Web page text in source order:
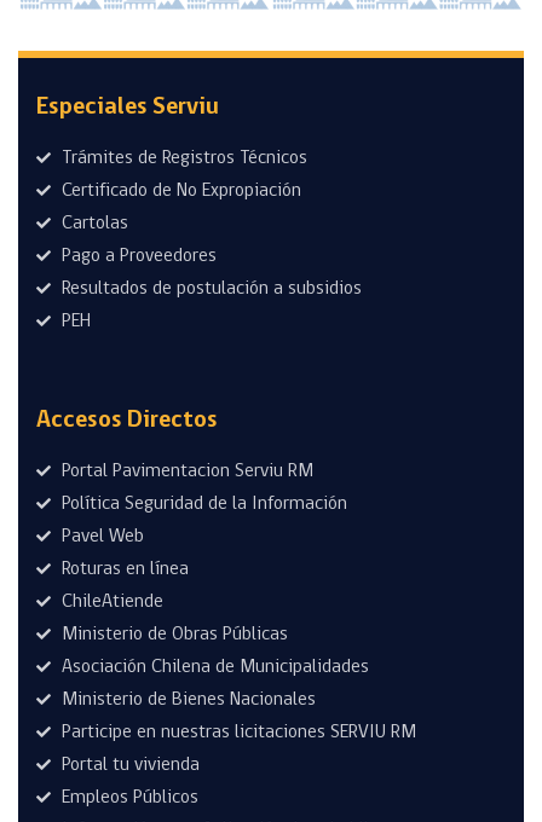
Especiales Serviu
Trámites de Registros Técnicos
Certificado de No Expropiación
Cartolas
Pago a Proveedores
Resultados de postulación a subsidios
PEH
Accesos Directos
Portal Pavimentacion Serviu RM
Política Seguridad de la Información
Pavel Web
Roturas en línea
ChileAtiende
Ministerio de Obras Públicas
Asociación Chilena de Municipalidades
Ministerio de Bienes Nacionales
Participe en nuestras licitaciones SERVIU RM
Portal tu vivienda
Empleos Públicos